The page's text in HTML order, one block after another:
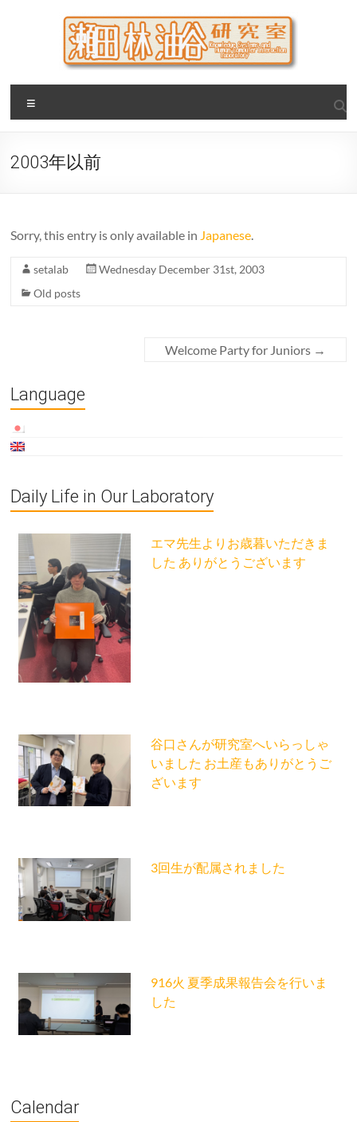
瀬田・林・油谷研究室
大阪公立大学 大学院 情報学研究科 学際情報学専攻 / 大阪府
立大学 理学部 情報数理科学科(大学院 理学系研究科 情報数理
2003年以前
Sorry, this entry is only available in Japanese.
setalab
Wednesday December 31st, 2003
Old posts
Welcome Party for Juniors →
Language
Daily Life in Our Laboratory
エマ先生よりお歳暮いただきま
した ありがとうございます
谷口さんが研究室へいらっしゃ
いました お土産もありがとうご
ざいます
3回生が配属されました
916火 夏季成果報告会を行いま
した
Calendar